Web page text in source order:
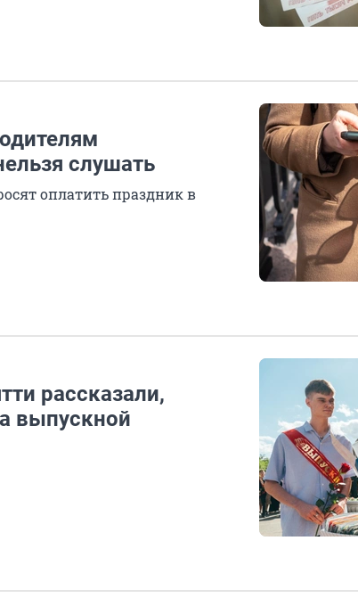
слушать
оплатить праздник в
рассказали,
выпускной